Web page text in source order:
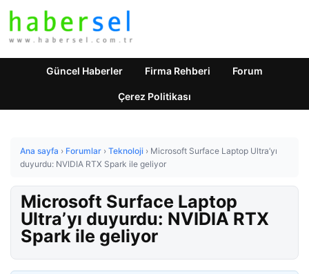
Güncel Haberler Firma Rehberi Forum
Çerez Politikası
Ana sayfa › Forumlar › Teknoloji › Microsoft Surface Laptop Ultra’yı
duyurdu: NVIDIA RTX Spark ile geliyor
Microsoft Surface Laptop
Ultra’yı duyurdu: NVIDIA RTX
Spark ile geliyor